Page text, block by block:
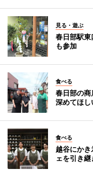
見る・遊ぶ
春日部駅
も参加
食べる
春日部の
深めてほし
食べる
越谷にか
ェを引き